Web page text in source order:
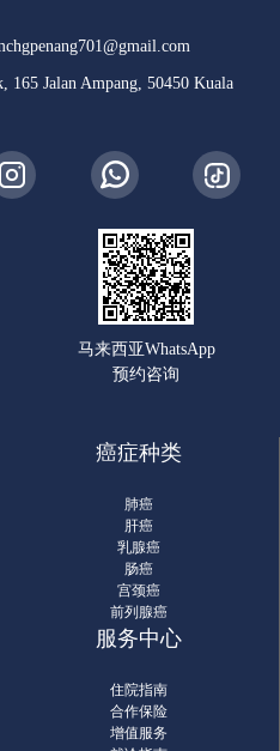
Jalan Ampang, 50450 Kuala
马来西亚WhatsApp
预约咨询
癌症种类
肺癌
肝癌
乳腺癌
肠癌
宫颈癌
前列腺癌
服务中心
住院指南
合作保险
增值服务